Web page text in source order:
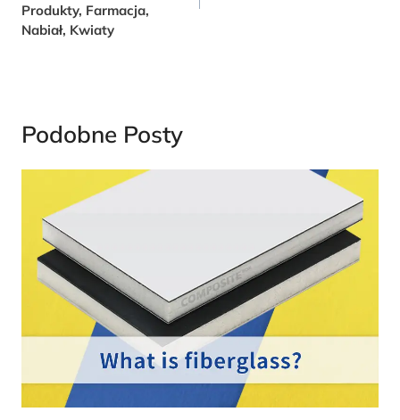
Produkty, Farmacja,
Nabiał, Kwiaty
Podobne Posty